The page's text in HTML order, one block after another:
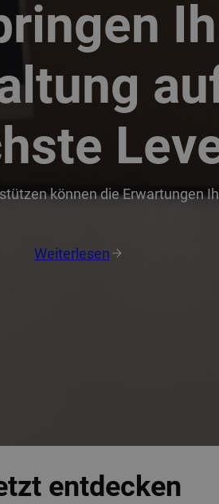
können die Erwartungen
Weiterlesen
entdecken